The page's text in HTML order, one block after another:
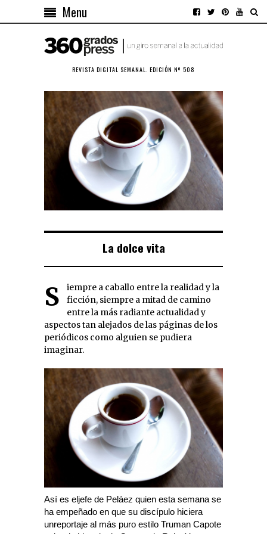
Menu
REVISTA DIGITAL SEMANAL. EDICIÓN Nº 508
La dolce vita
Siempre a caballo entre la realidad y la
ficción, siempre a mitad de camino
entre la más radiante actualidad y
aspectos tan alejados de las páginas de los
periódicos como alguien se pudiera
imaginar.
Así es eljefe de Peláez quien esta semana se
ha empeñado en que su discípulo hiciera
unreportaje al más puro estilo Truman Capote